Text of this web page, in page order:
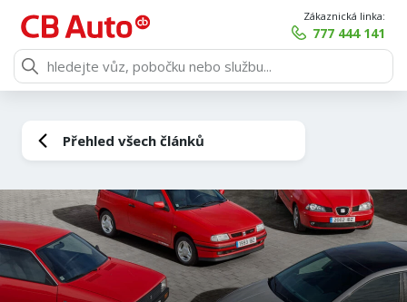
Zákaznická linka:
777 444 141
Přehled všech článků